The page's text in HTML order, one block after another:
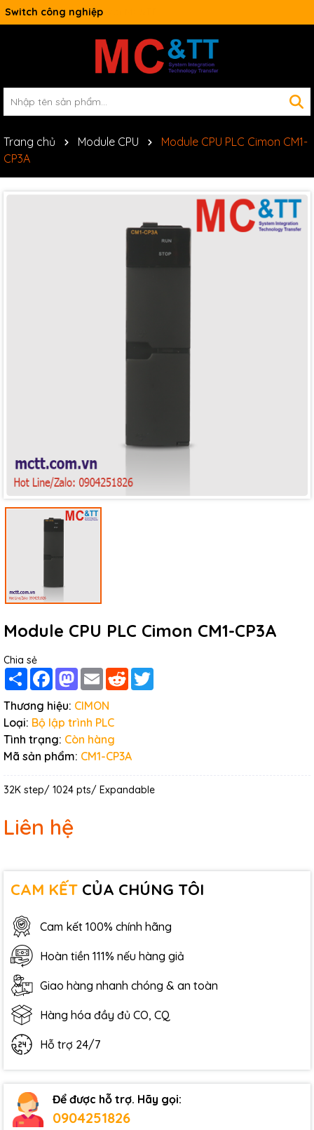
Switch công nghiệp
Trang chủ Module CPU
Module CPU PLC Cimon CM1-
CP3A
Module CPU PLC Cimon CM1-CP3A
Chia sẻ
Share FacebookMastodon
Email Reddit
Thương hiệu: CIMON
Loại: Bộ lập trình PLC
Tình trạng: Còn hàng
Mã sản phẩm: CM1-CP3A
32K step/ 1024 pts/ Expandable
Liên hệ
CAM KẾT CỦA CHÚNG TÔI
Cam kết 100% chính hãng
Hoàn tiền 111% nếu hàng giả
Giao hàng nhanh chóng & an toàn
Hàng hóa đầy đủ CO, CQ
Hỗ trợ 24/7
Để được hỗ trợ. Hãy gọi:
0904251826
Ngày hết hạn:
Điều kiện: